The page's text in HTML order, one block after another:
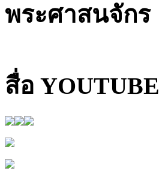
พระศาสนจักร
สื่อ YOUTUBE